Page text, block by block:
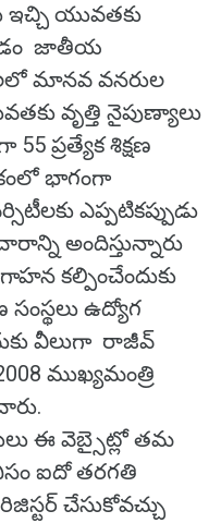
ఇచ్చి యువతకు
జాతీయ
మానవ వనరుల
వృత్తి నైపుణ్యాలు
55 ప్రత్యేక శిక్షణ
భాగంగా
ఎప్పటికప్పుడు
అందిస్తున్నారు
కల్పించేందుకు
ఉద్యోగ
వీలుగా రాజీవ్
ముఖ్యమంత్రి
ఈ వెబ్సైట్లో తమ
ఐదో తరగతి
చేసుకోవచ్చు